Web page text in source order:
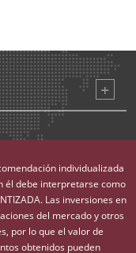
individualizada
él debe interpretarse como
Las inversiones en
del mercado y otros
por lo que el valor de
obtenidos pueden